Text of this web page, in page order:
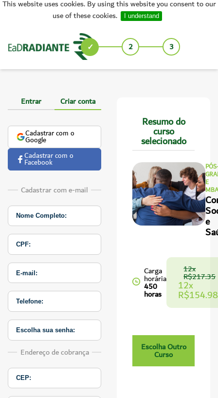
This website uses cookies. By using this website you consent to our
use of these cookies.
I understand
1 2 3
Entrar Criar conta
Cadastrar com o
Google
Cadastrar com o
Facebook
Cadastrar com e-mail
Endereço de cobrança
Resumo do
curso
selecionado
E
MBA
e
Carga
horária
450
horas
12x
R$217.35
12x
R$154.98
Escolha Outro
Curso